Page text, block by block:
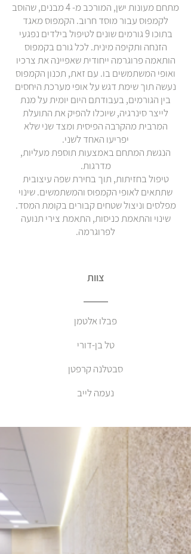
מתחם מעונות ישן, המורכב מ- 4 מבנים, שהוסב
לקמפוס עבור מוסד חרוב. הקמפוס מאגד
בתוכו 9 גורמים שונים לטיפול בילדים נפגעי
הזנחה ותקיפה מינית. לכל גורם בקמפוס
הותאמה פרוגרמה ייחודית שאפיינה את צרכיו
ואופי המשתמשים בו. עם זאת, תכנון הקמפוס
נעשה תוך שימת דגש על אופי מערכת היחסים
בין הגורמים, בעבודתם היום יומית על מנת
לייצר סינרגיה, שיוכלו להפיק את התועלת
המרבית מהקרבה הפיסית ומצד שני שלא
יפריעו האחד לשני.
הנגשת המתחם באמצעות תוספת מעליות,
מדרגות.
טיפול בחזיתות, תוך בחירת שפה עיצובית
שתתאים לאופי הקמפוס והמשתמשים. שינוי
מפלסים וניצול שטחים קבורים בקומת המסד.
שינוי והתאמת כניסות, התאמת צירי תנועה
לפרוגרמה.
צוות
פבלו אלטמן
טל בן-דורי
סבטלנה קרפטן
נעמה לייב